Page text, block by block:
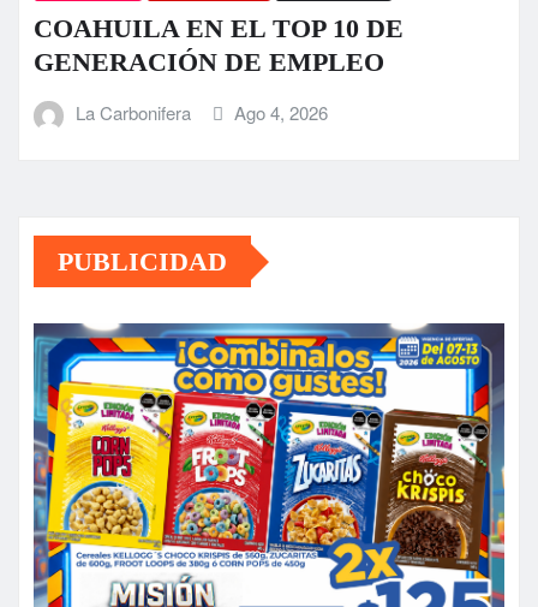
COAHUILA EN EL TOP 10 DE
GENERACIÓN DE EMPLEO
La Carbonifera Ago 4, 2026
PUBLICIDAD